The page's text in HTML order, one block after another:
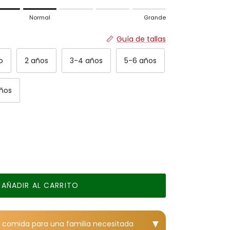
for "" is 4.
Normal Grande
Guía de tallas
2 años 3-4 años 5-6 años
AÑADIR AL CARRITO
comida para una familia necesitada ▼